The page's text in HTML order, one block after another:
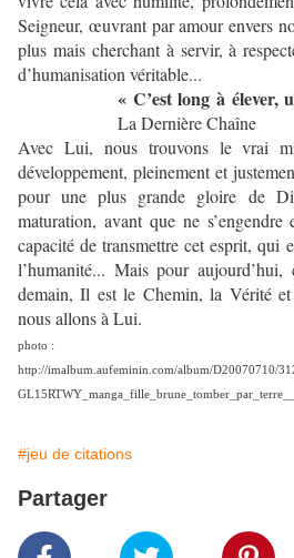
Seigneur, œuvrant par amour envers
plus mais cherchant à servir, à
d’humanisation véritable...
« C’est long à élever,
La Dernière Chaîne
Avec Lui, nous trouvons le vrai
développement, pleinement et
pour une plus grande gloire de
maturation, avant que ne
capacité de transmettre cet esprit, qui
l’humanité... Mais pour
demain, Il est le Chemin, la Vérité
nous allons à Lui.
photo :
http://imalbum.aufeminin.com/album/D20070710/
#jeu de citations
Partager